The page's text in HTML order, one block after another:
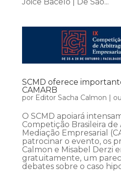
SCMD oferece
CAMARB
por Editor Sacha Calmon
O SCMD apoiará
Competição Brasileira
Mediação Empresarial
patrocinar o evento, os
Calmon e Misabel Derzi
gratuitamente, um
debates sobre o caso